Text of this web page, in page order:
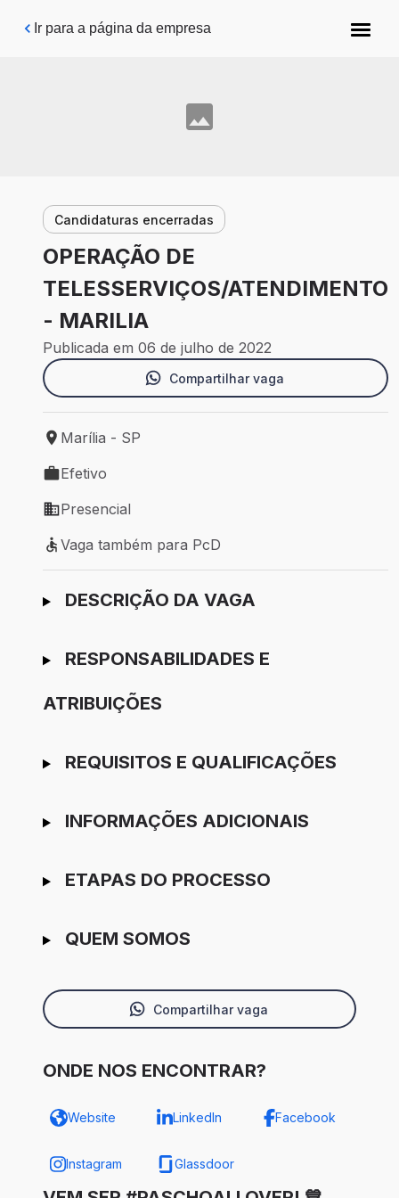
Pular para o conteúdo principal
Ir para a página da empresa
Candidaturas encerradas
OPERAÇÃO DE
TELESSERVIÇOS/ATENDIMENTO
- MARILIA
Publicada em 06 de julho de 2022
Compartilhar vaga
Local de trabalho: Marília - SP
Marília - SP
Tipo de vaga: Efetivo
Efetivo
Modelo de trabalho: Presencial
Presencial
Vaga também para PcD
Vaga também para PcD
Ir para candidatura
DESCRIÇÃO DA VAGA
RESPONSABILIDADES E
ATRIBUIÇÕES
REQUISITOS E QUALIFICAÇÕES
INFORMAÇÕES ADICIONAIS
ETAPAS DO PROCESSO
QUEM SOMOS
Compartilhar vaga
ONDE NOS ENCONTRAR?
Website LinkedIn Facebook
Instagram Glassdoor